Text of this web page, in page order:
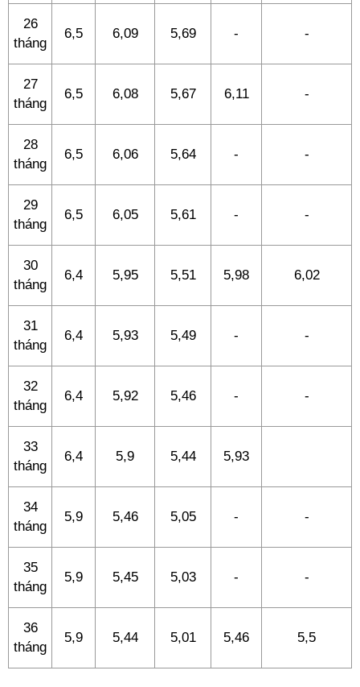
26
tháng
6,5 6,09 5,69 - -
27
tháng
6,5 6,08 5,67 6,11 -
28
tháng
6,5 6,06 5,64 - -
29
tháng
6,5 6,05 5,61 - -
30
tháng
6,4 5,95 5,51 5,98 6,02
31
tháng
6,4 5,93 5,49 - -
32
tháng
6,4 5,92 5,46 - -
33
tháng
6,4 5,9 5,44 5,93
34
tháng
5,9 5,46 5,05 - -
35
tháng
5,9 5,45 5,03 - -
36
tháng
5,9 5,44 5,01 5,46 5,5